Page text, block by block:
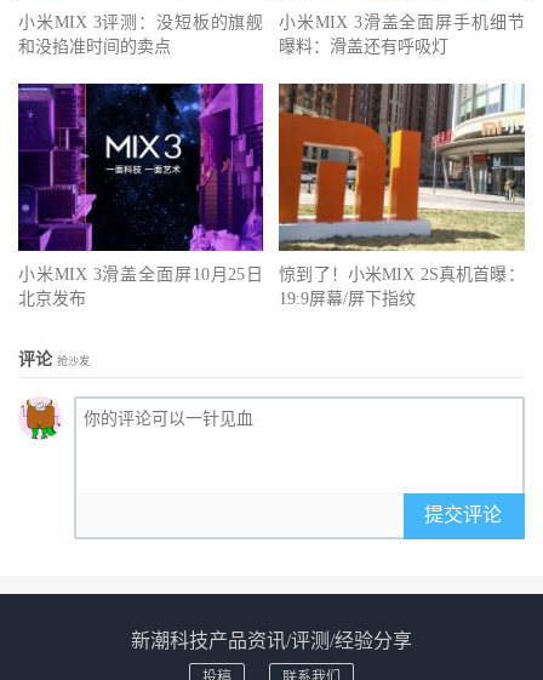
小米MIX 3评测：没短板的旗舰
和没掐准时间的卖点
小米MIX 3滑盖全面屏手机细节
曝料：滑盖还有呼吸灯
小米MIX 3滑盖全面屏10月25日
北京发布
惊到了！小米MIX 2S真机首曝：
19:9屏幕/屏下指纹
评论 抢沙发
提交评论
新潮科技产品资讯/评测/经验分享